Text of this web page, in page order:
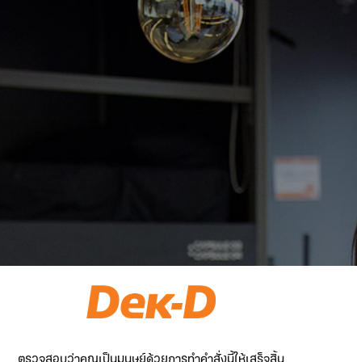
ตรวจสอบว่าคุณเป็นมนุษย์ด้วยการทำคำสั่งนี้ให้เสร็จสิ้น